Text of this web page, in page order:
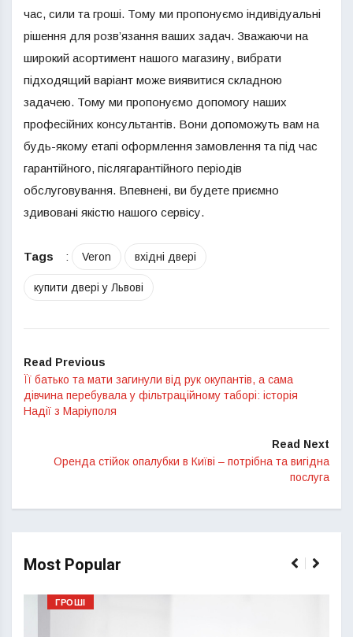
час, сили та гроші. Тому ми пропонуємо індивідуальні
рішення для розв’язання ваших задач. Зважаючи на
широкий асортимент нашого магазину, вибрати
підходящий варіант може виявитися складною
задачею. Тому ми пропонуємо допомогу наших
професійних консультантів. Вони допоможуть вам на
будь-якому етапі оформлення замовлення та під час
гарантійного, післягарантійного періодів
обслуговування. Впевнені, ви будете приємно
здивовані якістю нашого сервісу.
Tags : Veron вхідні двері
купити двері у Львові
Read Previous
Її батько та мати загинули від рук окупантів, а сама
дівчина перебувала у фільтраційному таборі: історія
Надії з Маріуполя
Read Next
Оренда стійок опалубки в Київі – потрібна та вигідна
послуга
Most Popular
ГРОШІ